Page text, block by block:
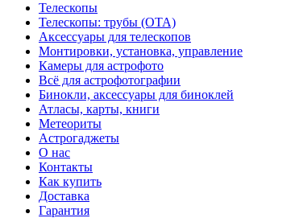
Телескопы
Телескопы: трубы (OTA)
Аксессуары для телескопов
Монтировки, установка, управление
Камеры для астрофото
Всё для астрофотографии
Бинокли, аксессуары для биноклей
Атласы, карты, книги
Метеориты
Астрогаджеты
О нас
Контакты
Как купить
Доставка
Гарантия